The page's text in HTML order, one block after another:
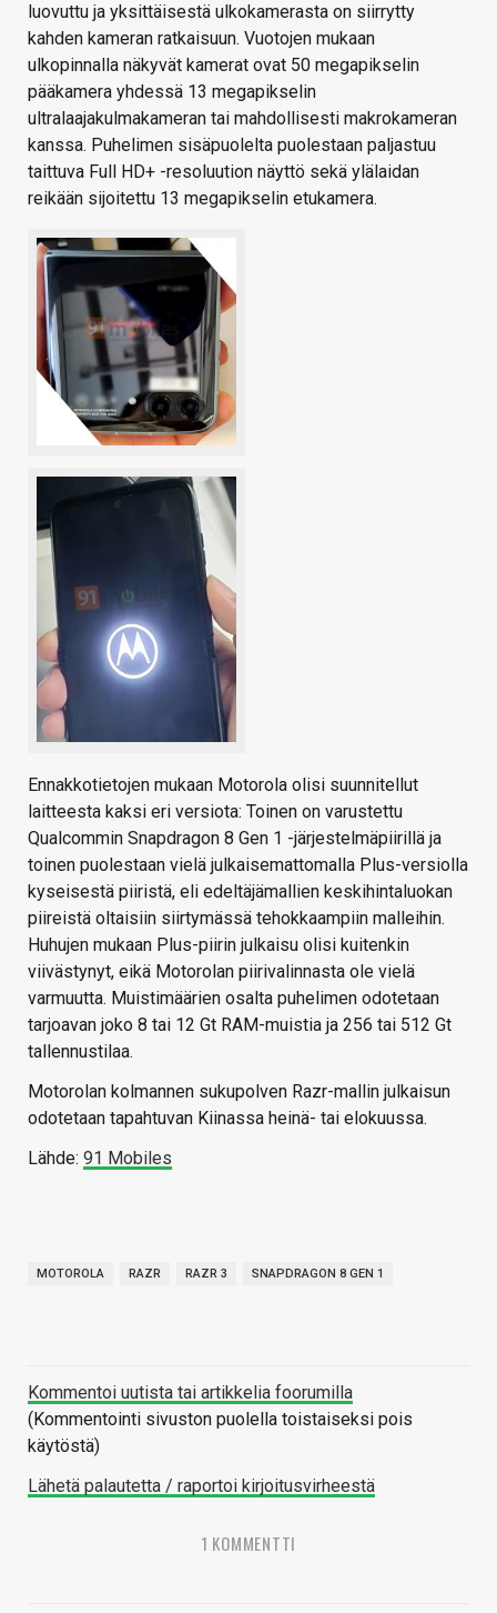
luovuttu ja yksittäisestä ulkokamerasta on siirrytty
kahden kameran ratkaisuun. Vuotojen mukaan
ulkopinnalla näkyvät kamerat ovat 50 megapikselin
pääkamera yhdessä 13 megapikselin
ultralaajakulmakameran tai mahdollisesti makrokameran
kanssa. Puhelimen sisäpuolelta puolestaan paljastuu
taittuva Full HD+ -resoluution näyttö sekä ylälaidan
reikään sijoitettu 13 megapikselin etukamera.
Ennakkotietojen mukaan Motorola olisi suunnitellut
laitteesta kaksi eri versiota: Toinen on varustettu
Qualcommin Snapdragon 8 Gen 1 -järjestelmäpiirillä ja
toinen puolestaan vielä julkaisemattomalla Plus-versiolla
kyseisestä piiristä, eli edeltäjämallien keskihintaluokan
piireistä oltaisiin siirtymässä tehokkaampiin malleihin.
Huhujen mukaan Plus-piirin julkaisu olisi kuitenkin
viivästynyt, eikä Motorolan piirivalinnasta ole vielä
varmuutta. Muistimäärien osalta puhelimen odotetaan
tarjoavan joko 8 tai 12 Gt RAM-muistia ja 256 tai 512 Gt
tallennustilaa.
Motorolan kolmannen sukupolven Razr-mallin julkaisun
odotetaan tapahtuvan Kiinassa heinä- tai elokuussa.
Lähde: 91 Mobiles
MOTOROLA RAZR RAZR 3 SNAPDRAGON 8 GEN 1
Kommentoi uutista tai artikkelia foorumilla
(Kommentointi sivuston puolella toistaiseksi pois
käytöstä)
Lähetä palautetta / raportoi kirjoitusvirheestä
1 KOMMENTTI